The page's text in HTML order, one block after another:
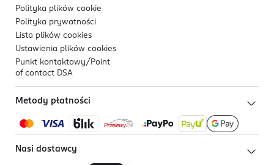
Polityka plików cookie
Polityka prywatności
Lista plików cookies
Ustawienia plików cookies
Punkt kontaktowy/ Point
of contact DSA
Metody płatności
Nasi dostawcy